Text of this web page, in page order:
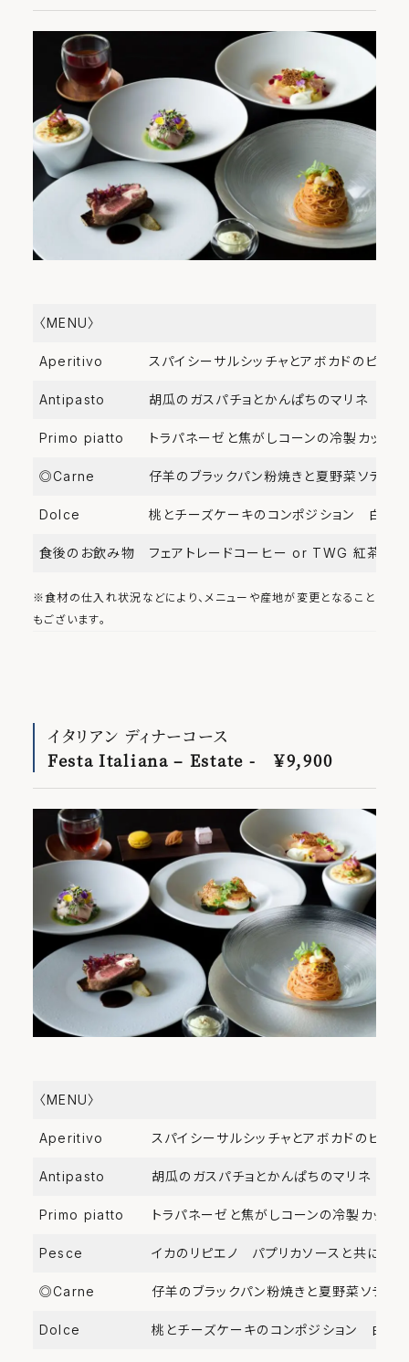
〈MENU〉
Aperitivo スパイシーサルシッチャとアボカドのピアデ
Antipasto 胡瓜のガスパチョとかんぱちのマリネ 梅
Primo piatto トラパネーゼと焦がしコーンの冷製カッペ
◎Carne 仔羊のブラックパン粉焼きと夏野菜ソテー
Dolce 桃とチーズケーキのコンポジション 白ワ
食後のお飲み物 フェアトレードコーヒー or TWG 紅茶セレ
※食材の仕入れ状況などにより、メニューや産地が変更となること
もございます。
イタリアン ディナーコース
Festa Italiana – Estate - ￥9,900
〈MENU〉
Aperitivo スパイシーサルシッチャとアボカドのピア
Antipasto 胡瓜のガスパチョとかんぱちのマリネ 梅
Primo piatto トラパネーゼと焦がしコーンの冷製カッペ
Pesce イカのリピエノ パプリカソースと共に
◎Carne 仔羊のブラックパン粉焼きと夏野菜ソテー
Dolce 桃とチーズケーキのコンポジション 白ワ